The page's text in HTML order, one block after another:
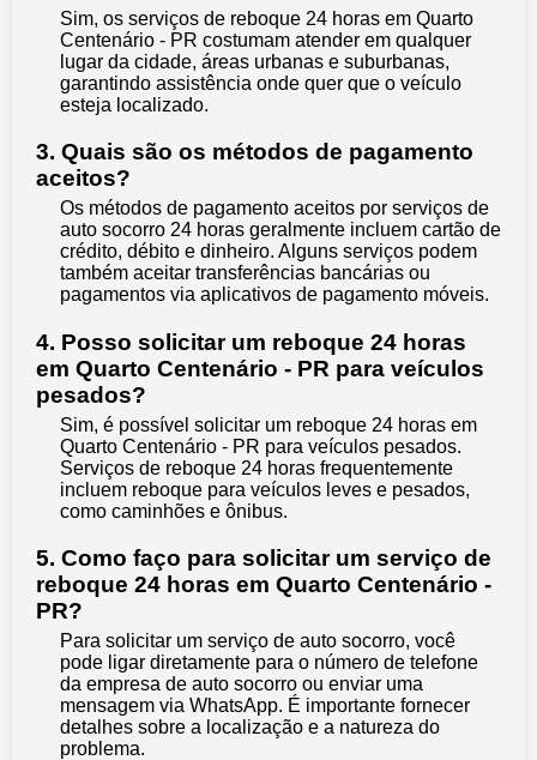
Sim, os serviços de reboque 24 horas em Quarto
Centenário - PR costumam atender em qualquer
lugar da cidade, áreas urbanas e suburbanas,
garantindo assistência onde quer que o veículo
esteja localizado.
3. Quais são os métodos de pagamento
aceitos?
Os métodos de pagamento aceitos por serviços de
auto socorro 24 horas geralmente incluem cartão de
crédito, débito e dinheiro. Alguns serviços podem
também aceitar transferências bancárias ou
pagamentos via aplicativos de pagamento móveis.
4. Posso solicitar um reboque 24 horas
em Quarto Centenário - PR para veículos
pesados?
Sim, é possível solicitar um reboque 24 horas em
Quarto Centenário - PR para veículos pesados.
Serviços de reboque 24 horas frequentemente
incluem reboque para veículos leves e pesados,
como caminhões e ônibus.
5. Como faço para solicitar um serviço de
reboque 24 horas em Quarto Centenário -
PR?
Para solicitar um serviço de auto socorro, você
pode ligar diretamente para o número de telefone
da empresa de auto socorro ou enviar uma
mensagem via WhatsApp. É importante fornecer
detalhes sobre a localização e a natureza do
problema.